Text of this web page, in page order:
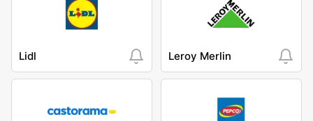
Lidl Leroy Merlin